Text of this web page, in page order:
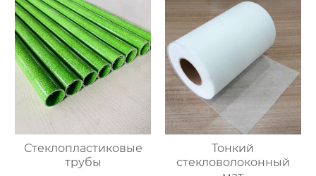
Стеклопластиковые
трубы
Тонкий
стекловолоконный